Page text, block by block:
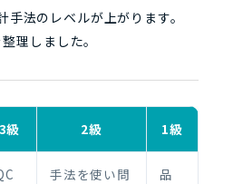
手法のレベルが上がります。
理しました。
3級 2級 1級
手法を使い問
品